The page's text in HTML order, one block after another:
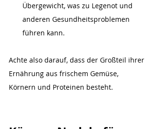
Übergewicht, was zu Legenot und
anderen Gesundheitsproblemen
führen kann.
Achte also darauf, dass der Großteil ihrer
Ernährung aus frischem Gemüse,
Körnern und Proteinen besteht.